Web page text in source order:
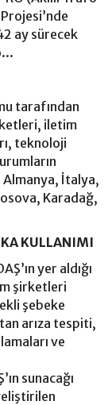
ay sürecek
tarafından
iletim
teknoloji
İtalya,
Karadağ,
KULLANIMI
yer aldığı
şirketleri
şebeke
arıza tespiti,
ve
sunacağı